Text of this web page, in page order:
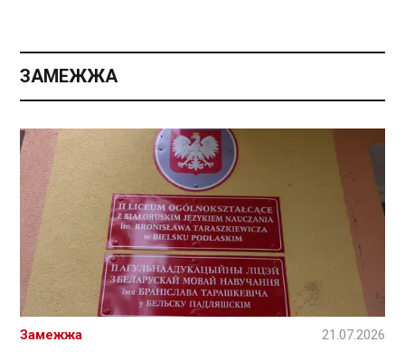
ЗАМЕЖЖА
Замежжа 21.07.2026